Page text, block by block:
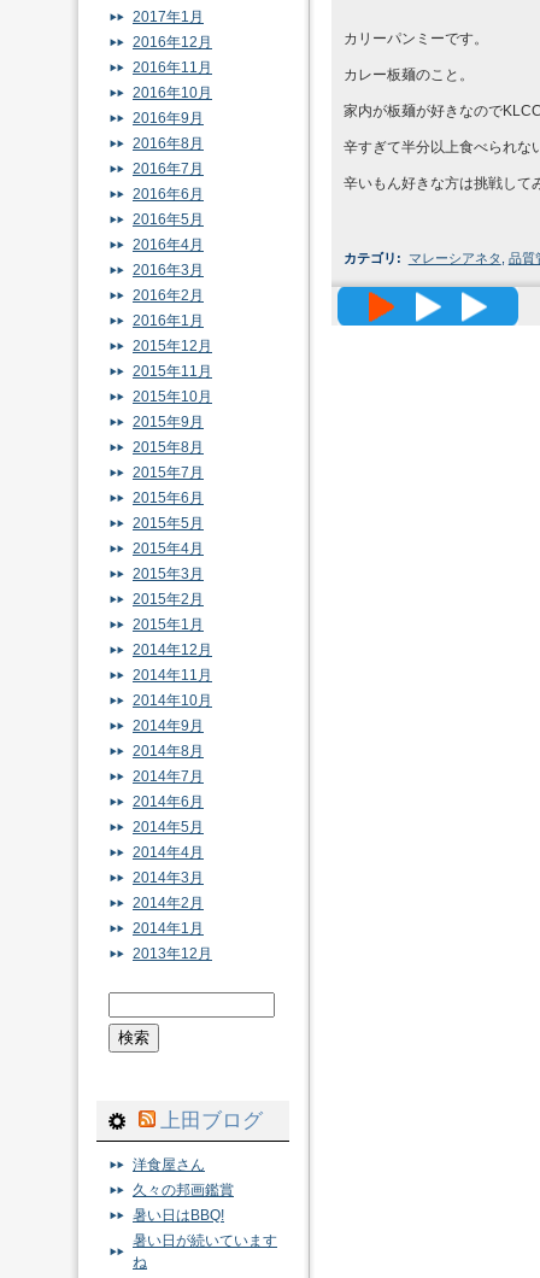
カリーパンミーです。
カレー板麺のこと。
家内が板麺が好きなので
辛すぎて半分以上食べられな
辛いもん好きな方は挑戦して
カテゴリ : マレーシアネタ 品
高精度メ
2017年1月
2016年12月
2016年11月
2016年10月
2016年9月
2016年8月
2016年7月
2016年6月
2016年5月
2016年4月
2016年3月
2016年2月
2016年1月
2015年12月
2015年11月
2015年10月
2015年9月
2015年8月
2015年7月
2015年6月
2015年5月
2015年4月
2015年3月
2015年2月
2015年1月
2014年12月
2014年11月
2014年10月
2014年9月
2014年8月
2014年7月
2014年6月
2014年5月
2014年4月
2014年3月
2014年2月
2014年1月
2013年12月
上田ブログ
洋食屋さん
久々の邦画鑑賞
暑い日はBBQ!
暑い日が続いています
ね